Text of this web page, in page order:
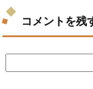
コメントを残